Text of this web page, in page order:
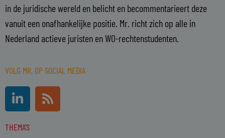
in de juridische wereld en belicht en becommentarieert deze
vanuit een onafhankelijke positie. Mr. richt zich op alle in
Nederland actieve juristen en WO-rechtenstudenten.
VOLG MR. OP SOCIAL MEDIA
L
i
n
k
R
s
s
THEMA'S